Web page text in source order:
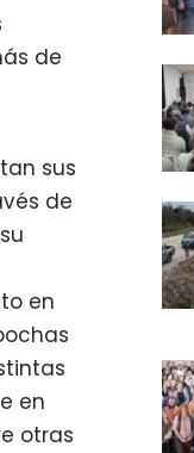
de
sus
de
en
en
otras